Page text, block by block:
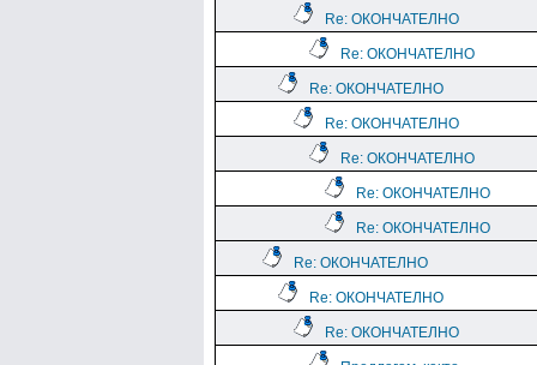
Re: ОКОНЧАТЕЛНО
Re: ОКОНЧАТЕЛНО
Re: ОКОНЧАТЕЛНО
Re: ОКОНЧАТЕЛНО
Re: ОКОНЧАТЕЛНО
Re: ОКОНЧАТЕЛНО
Re: ОКОНЧАТЕЛНО
Re: ОКОНЧАТЕЛНО
Re: ОКОНЧАТЕЛНО
Re: ОКОНЧАТЕЛНО